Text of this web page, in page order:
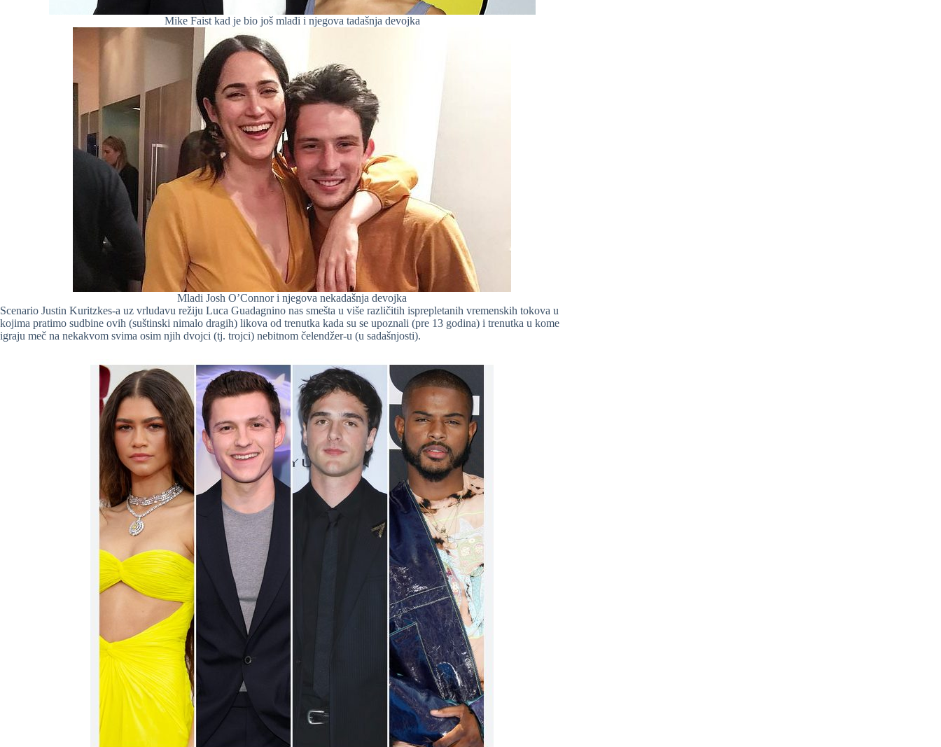
Mike Faist kad je bio još mlađi i njegova tadašnja devojka
Mladi Josh O’Connor i njegova nekadašnja devojka
Scenario Justin Kuritzkes-a uz vrludavu režiju Luca Guadagnino nas smešta u više različitih isprepletanih vremenskih tokova u
kojima pratimo sudbine ovih (suštinski nimalo dragih) likova od trenutka kada su se upoznali (pre 13 godina) i trenutka u kome
igraju meč na nekakvom svima osim njih dvojci (tj. trojci) nebitnom čelendžer-u (u sadašnjosti).